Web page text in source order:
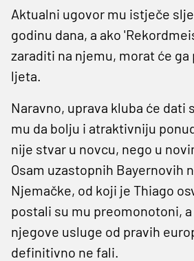
Aktualni ugovor mu istječe
godinu dana, a ako
zaraditi na njemu, morat će
ljeta.
Naravno, uprava kluba će dati
mu da bolju i atraktivniju
nije stvar u novcu, nego u
Osam uzastopnih Bayernovih
Njemačke, od koji je Thiago
postali su mu preomonotoni,
njegove usluge od pravih
definitivno ne fali.